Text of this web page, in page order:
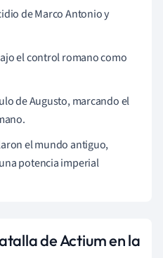
de Marco Antonio y
el control romano como
de Augusto, marcando el
el mundo antiguo,
potencia imperial
de Actium en la